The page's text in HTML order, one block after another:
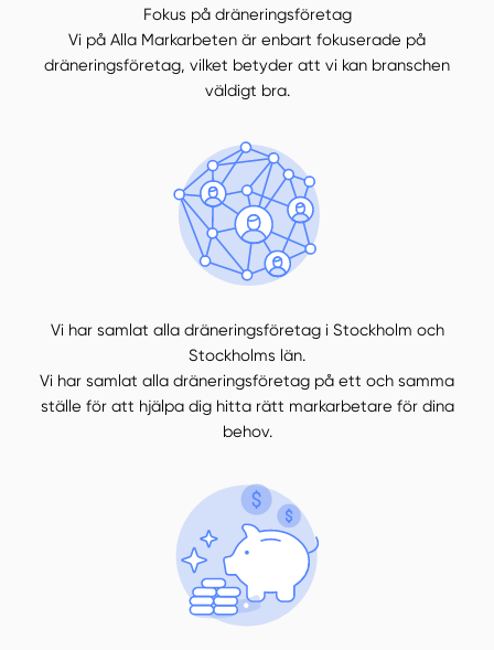
Fokus på dräneringsföretag
Vi på Alla Markarbeten är enbart fokuserade på
dräneringsföretag, vilket betyder att vi kan branschen
väldigt bra.
Vi har samlat alla dräneringsföretag i Stockholm och
Stockholms län.
Vi har samlat alla dräneringsföretag på ett och samma
ställe för att hjälpa dig hitta rätt markarbetare för dina
behov.